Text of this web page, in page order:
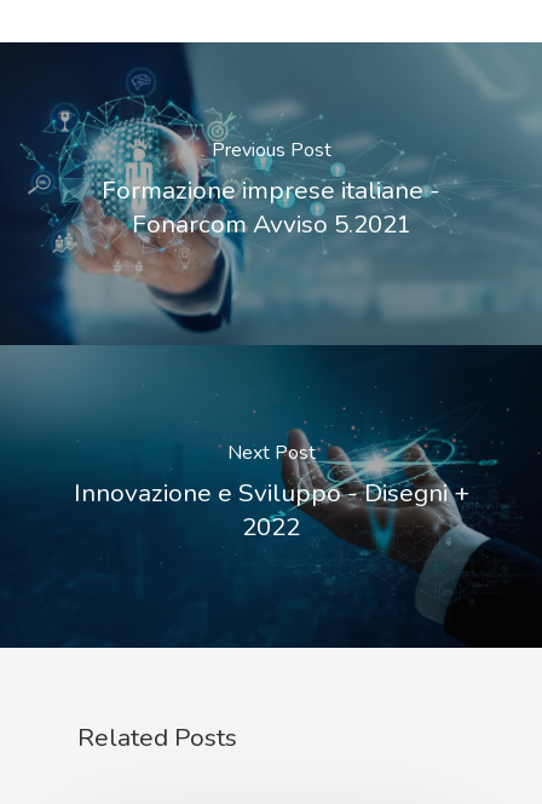
Previous Post
Formazione imprese italiane -
Fonarcom Avviso 5.2021
Next Post
Innovazione e Sviluppo - Disegni +
2022
Related Posts